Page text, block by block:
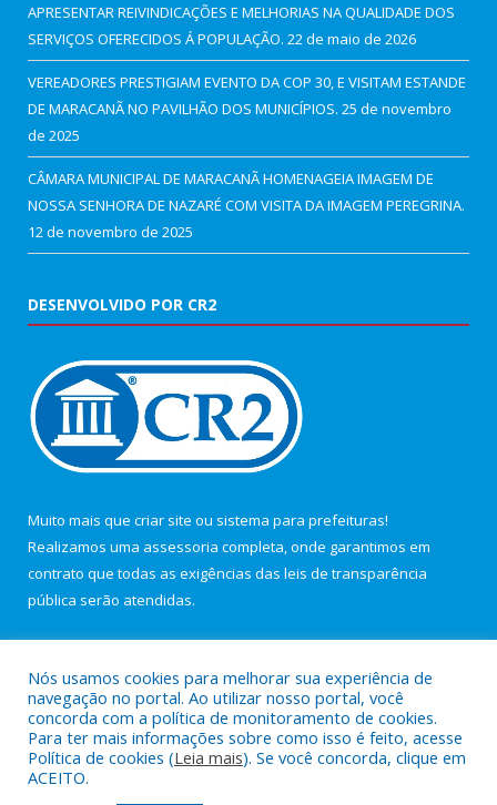
APRESENTAR REIVINDICAÇÕES E MELHORIAS NA QUALIDADE DOS
SERVIÇOS OFERECIDOS Á POPULAÇÃO. 22 de maio de 2026
VEREADORES PRESTIGIAM EVENTO DA COP 30, E VISITAM ESTANDE
DE MARACANÃ NO PAVILHÃO DOS MUNICÍPIOS. 25 de novembro
de 2025
CÂMARA MUNICIPAL DE MARACANÃ HOMENAGEIA IMAGEM DE
NOSSA SENHORA DE NAZARÉ COM VISITA DA IMAGEM PEREGRINA.
12 de novembro de 2025
DESENVOLVIDO POR CR2
Muito mais que criar site ou sistema para prefeituras!
Realizamos uma assessoria completa, onde garantimos em
contrato que todas as exigências das leis de transparência
pública serão atendidas.
Todos os direitos reservados a Câmara Municipal de Maracanã.
Nós usamos cookies para melhorar sua experiência de
navegação no portal. Ao utilizar nosso portal, você
concorda com a política de monitoramento de cookies.
Para ter mais informações sobre como isso é feito, acesse
Política de cookies (Leia mais). Se você concorda, clique em
ACEITO.